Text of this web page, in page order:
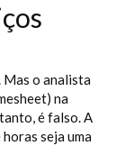
Mas o analista
na
é falso. A
seja uma